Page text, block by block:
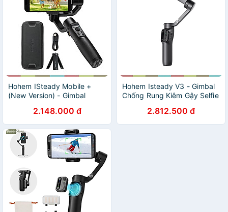
Hohem ISteady Mobile +
(New Version) - Gimbal
Thoại, Nhận Diện Khuôn
Mặt, Theo Dõi Chuyển Động,
Hoạt Động 13 Giờ
2.148.000 đ
Hohem Isteady V3 - Gimbal
Chống Rung Kiêm Gậy Selfie
AI, Điều Khiển Từ Xa, Tải
Trọng 300g - Hàng chính
2.812.500 đ